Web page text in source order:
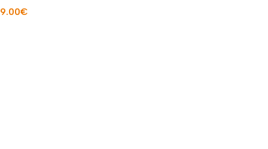
9.00€